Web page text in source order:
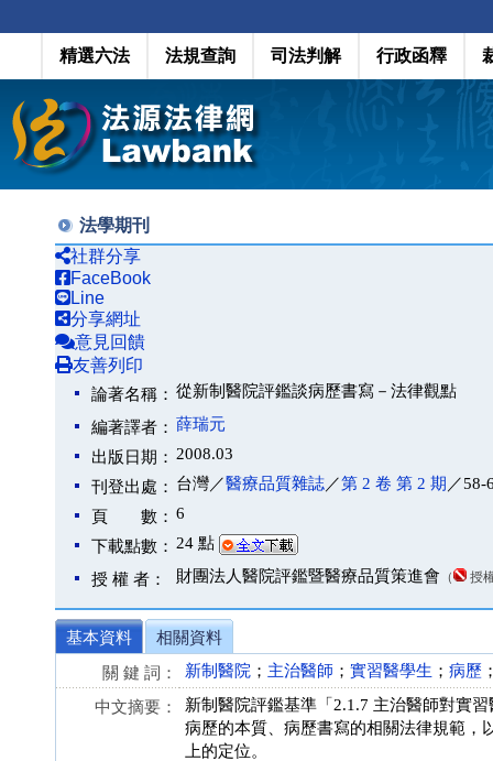
精選六法 法規查詢 司法判解 行政函釋
法學期刊
社群分享
FaceBook
Line
分享網址
意見回饋
友善列印
論著名稱： 從新制醫院評鑑談病歷書寫－法律觀點
編著譯者： 薛瑞元
出版日期： 2008.03
刊登出處： 台灣／醫療品質雜誌／第 2 卷 第 2 期 ／58-
頁 數： 6
下載點數： 24 點
授 權 者： 財團法人醫院評鑑暨醫療品質策進會 （ 授
基本資料
相關資料
關 鍵 詞：
新制醫院 ； 主治醫師 ； 實習醫學生 ； 病歷
中文摘要：
新制醫院評鑑基準「2.1.7 主治醫師對實
病歷的本質、病歷書寫的相關法律規範，
上的定位。